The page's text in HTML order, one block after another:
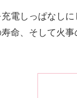
充電しっぱなし
命、そして火